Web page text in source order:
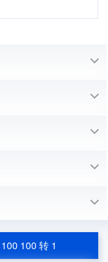
100 转 1